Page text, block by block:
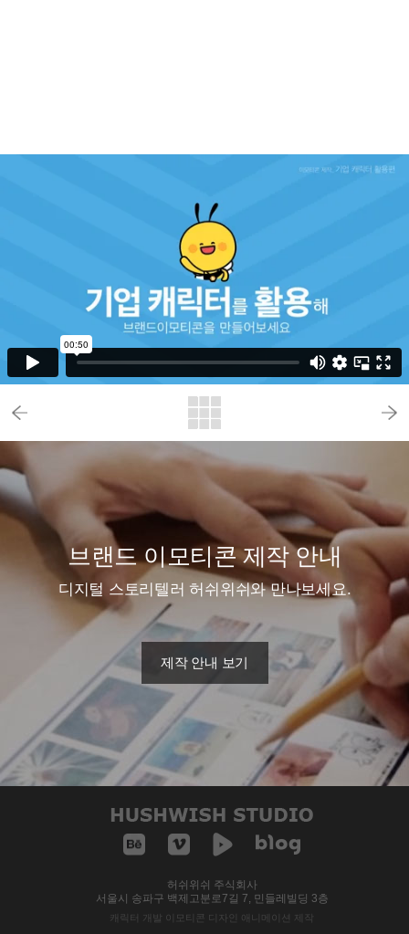
브랜드 이모티콘 제작 안내
디지털 스토리텔러 허쉬위쉬와 만나보세요.
제작 안내 보기
허쉬위쉬 주식회사
서울시 송파구 백제고분로7길 7, 민들레빌딩 3층
캐릭터 개발 이모티콘 디자인 애니메이션 제작